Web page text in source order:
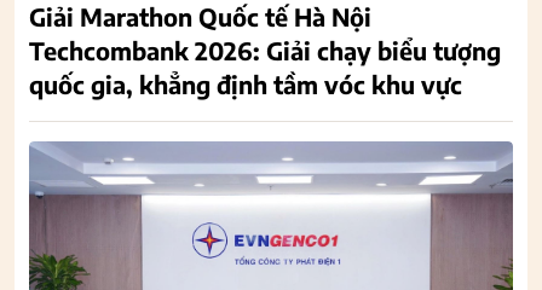
Giải Marathon Quốc tế Hà Nội
Techcombank 2026: Giải chạy biểu tượng
quốc gia, khẳng định tầm vóc khu vực